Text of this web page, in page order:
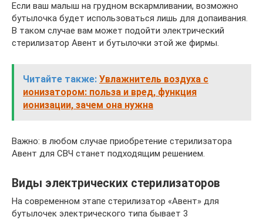
Если ваш малыш на грудном вскармливании, возможно
бутылочка будет использоваться лишь для допаивания.
В таком случае вам может подойти электрический
стерилизатор Авент и бутылочки этой же фирмы.
Читайте также: Увлажнитель воздуха с
ионизатором: польза и вред, функция
ионизации, зачем она нужна
Важно: в любом случае приобретение стерилизатора
Авент для СВЧ станет подходящим решением.
Виды электрических стерилизаторов
На современном этапе стерилизатор «Авент» для
бутылочек электрического типа бывает 3